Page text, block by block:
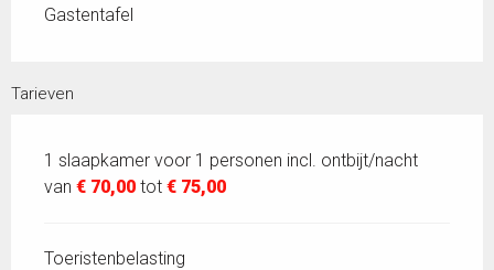
Gastentafel
Tarieven
1 slaapkamer voor 1 personen incl. ontbijt/nacht
van € 70,00 tot € 75,00
Toeristenbelasting